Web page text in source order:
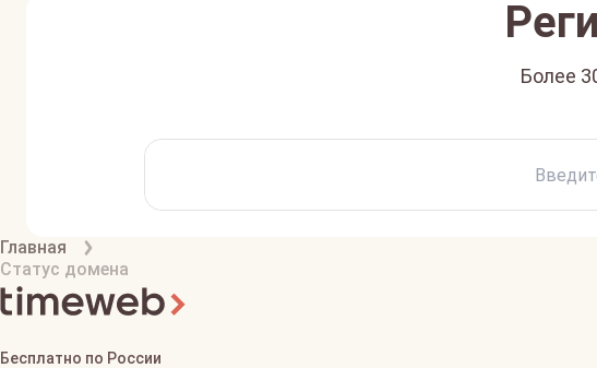
Более
Главная
Статус домена
Бесплатно по России